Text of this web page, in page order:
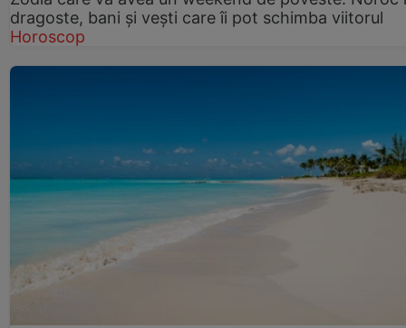
dragoste, bani și vești care îi pot schimba viitorul
Horoscop